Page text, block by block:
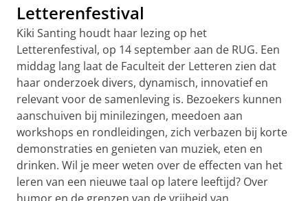
Letterenfestival
Kiki Santing houdt haar lezing op het
Letterenfestival, op 14 september aan de RUG. Een
middag lang laat de Faculteit der Letteren zien dat
haar onderzoek divers, dynamisch, innovatief en
relevant voor de samenleving is. Bezoekers kunnen
aanschuiven bij minilezingen, meedoen aan
workshops en rondleidingen, zich verbazen bij korte
demonstraties en genieten van muziek, eten en
drinken. Wil je meer weten over de effecten van het
leren van een nieuwe taal op latere leeftijd? Over